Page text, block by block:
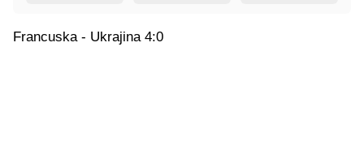
Francuska - Ukrajina 4:0